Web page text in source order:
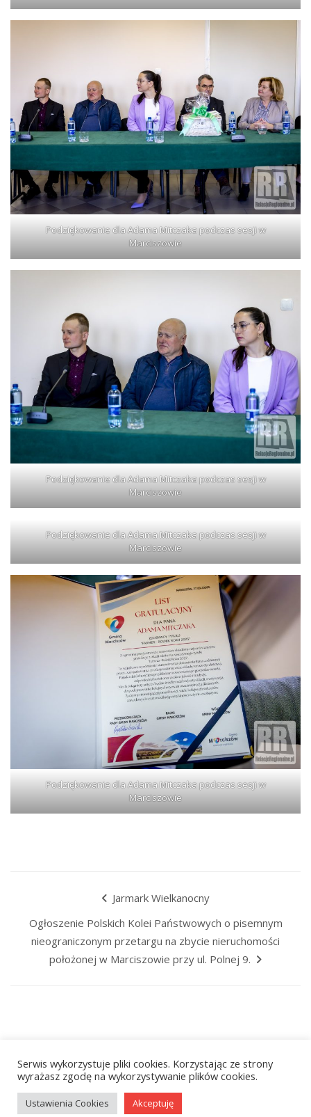
Podziękowanie dla Adama Mitczaka podczas sesji w
Marciszowie
Podziękowanie dla Adama Mitczaka podczas sesji w
Marciszowie
Podziękowanie dla Adama Mitczaka podczas sesji w
Marciszowie
Podziękowanie dla Adama Mitczaka podczas sesji w
Marciszowie
Jarmark Wielkanocny
Ogłoszenie Polskich Kolei Państwowych o pisemnym
nieograniczonym przetargu na zbycie nieruchomości
położonej w Marciszowie przy ul. Polnej 9.
© 2026VictorThemes. All Rights Reserved.
Serwis wykorzystuje pliki cookies. Korzystając ze strony
wyrażasz zgodę na wykorzystywanie plików cookies.
Ustawienia Cookies Akceptuję